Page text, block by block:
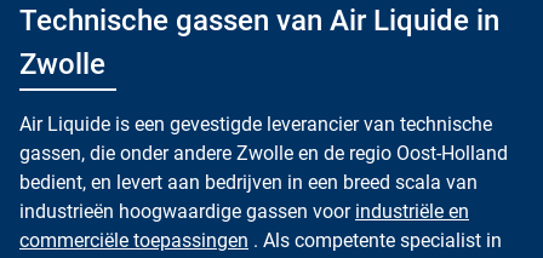
Technische gassen van Air Liquide in
Zwolle
Air Liquide is een gevestigde leverancier van technische
gassen, die onder andere Zwolle en de regio Oost-Holland
bedient, en levert aan bedrijven in een breed scala van
industrieën hoogwaardige gassen voor industriële en
commerciële toepassingen . Als competente specialist in